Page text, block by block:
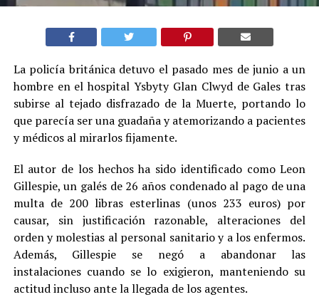
La policía británica detuvo el pasado mes de junio a un
hombre en el hospital Ysbyty Glan Clwyd de Gales tras
subirse al tejado disfrazado de la Muerte, portando lo
que parecía ser una guadaña y atemorizando a pacientes
y médicos al mirarlos fijamente.
El autor de los hechos ha sido identificado como Leon
Gillespie, un galés de 26 años condenado al pago de una
multa de 200 libras esterlinas (unos 233 euros) por
causar, sin justificación razonable, alteraciones del
orden y molestias al personal sanitario y a los enfermos.
Además, Gillespie se negó a abandonar las
instalaciones cuando se lo exigieron, manteniendo su
actitud incluso ante la llegada de los agentes.